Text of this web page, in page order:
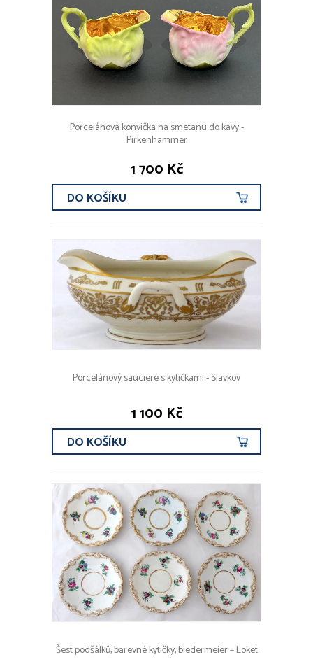
Porcelánová konvička na smetanu do kávy -
Pirkenhammer
1 700 Kč
DO KOŠÍKU
Porcelánový sauciere s kytičkami - Slavkov
1 100 Kč
DO KOŠÍKU
Šest podšálků, barevné kytičky, biedermeier – Loket